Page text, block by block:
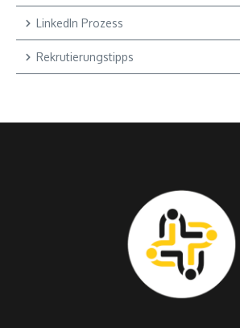
LinkedIn Prozess
Rekrutierungstipps